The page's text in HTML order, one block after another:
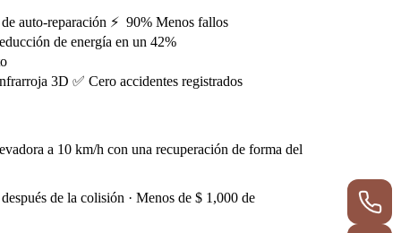
auto-reparación ⚡ ️ 90% Menos fallos
de energía en un 42%
3D ✅ Cero accidentes registrados
a 10 km/h con una recuperación de forma del
de la colisión · Menos de $ 1,000 de